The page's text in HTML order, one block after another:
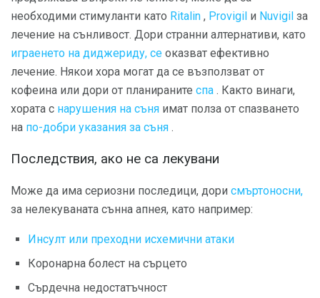
необходими стимуланти като Ritalin , Provigil и Nuvigil за
лечение на сънливост. Дори странни алтернативи, като
играенето на диджериду, се оказват ефективно
лечение. Някои хора могат да се възползват от
кофеина или дори от планираните спа . Както винаги,
хората с нарушения на съня имат полза от спазването
на по-добри указания за съня .
Последствия, ако не са лекувани
Може да има сериозни последици, дори смъртоносни,
за нелекуваната сънна апнея, като например:
Инсулт или преходни исхемични атаки
Коронарна болест на сърцето
Сърдечна недостатъчност